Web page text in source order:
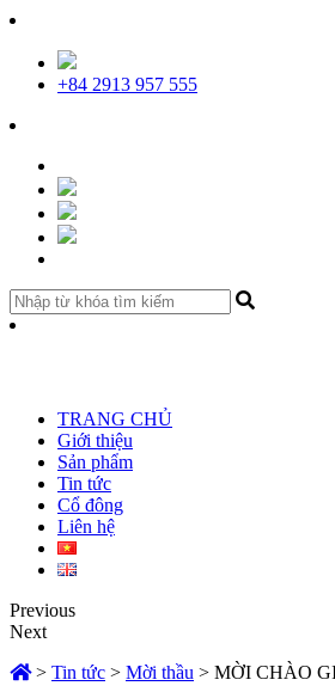
+84 2913 957 555
TRANG CHỦ
Giới thiệu
Sản phẩm
Tin tức
Cổ đông
Liên hệ
Previous
Next
> Tin tức > Mời thầu > MỜI CHÀO